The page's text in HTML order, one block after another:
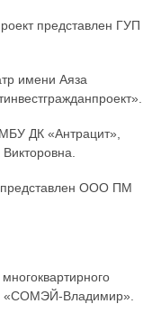
представлен ГУП
имени Аяза
ДК «Антрацит»,
представлен ООО ПМ
«СОМЭЙ-Владимир».